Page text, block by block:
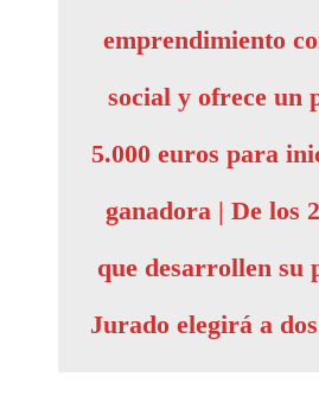
emprendimiento
social y ofrece un
5.000 euros para
ganadora | De los
que desarrollen su
Jurado elegirá a